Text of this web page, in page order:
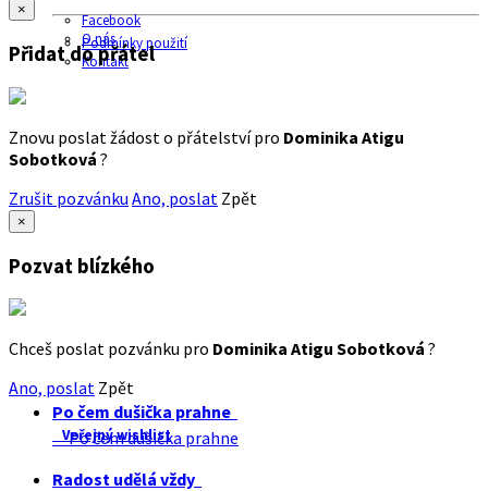
Facebook
O nás
Podmínky použití
Kontakt
×
Přidat do přátel
Znovu poslat žádost o přátelství pro Dominika Atigu
Sobotková ?
Zrušit pozvánku Ano, poslat Zpět
×
Pozvat blízkého
Chceš poslat pozvánku pro Dominika Atigu Sobotková ?
Ano, poslat Zpět
Po čem dušička prahne
Veřejný wishlist
Po čem dušička prahne
Radost udělá vždy